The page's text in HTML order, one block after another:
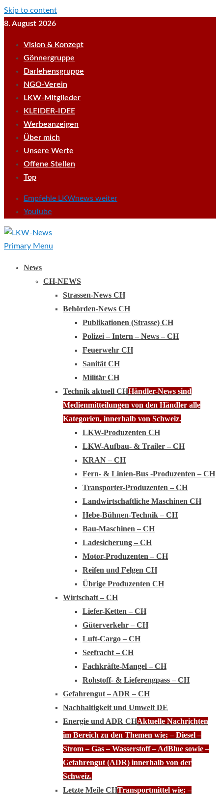
Skip to content
8. August 2026
Vision & Konzept
Gönnergruppe
Darlehensgruppe
NGO-Verein
LKW-Mitglieder
KLEIDER-IDEE
Werbeanzeigen
Über mich
Unsere Werte
Offene Stellen
Top
Empfehle LKWnews weiter
YouTube
Primary Menu
News
CH-NEWS
Strassen-News CH
Behörden-News CH
Publikationen (Strasse) CH
Polizei – Intern – News – CH
Feuerwehr CH
Sanität CH
Militär CH
Technik aktuell CHHändler-News sind
Medienmitteilungen von den Händler alle
Kategorien, innerhalb von Schweiz.
LKW-Produzenten CH
LKW-Aufbau- & Trailer – CH
KRAN – CH
Fern- & Linien-Bus -Produzenten – CH
Transporter-Produzenten – CH
Landwirtschaftliche Maschinen CH
Hebe-Bühnen-Technik – CH
Bau-Maschinen – CH
Ladesicherung – CH
Motor-Produzenten – CH
Reifen und Felgen CH
Übrige Produzenten CH
Wirtschaft – CH
Liefer-Ketten – CH
Güterverkehr – CH
Luft-Cargo – CH
Seefracht – CH
Fachkräfte-Mangel – CH
Rohstoff- & Lieferengpass – CH
Gefahrengut – ADR – CH
Nachhaltigkeit und Umwelt DE
Energie und ADR CHAktuelle Nachrichten
im Bereich zu den Themen wie; – Diesel –
Strom – Gas – Wasserstoff – AdBlue sowie –
Gefahrengut (ADR) innerhalb von der
Schweiz.
Letzte Meile CHTransportmittel wie; –